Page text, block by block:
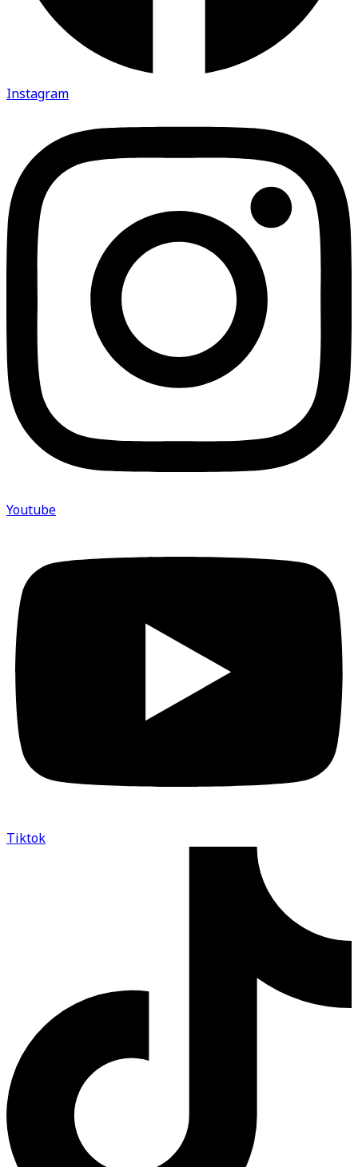
საახალწლო ტურები
ზაფხულის ტურები
ტურები ევროპაში
ტურები აზიაში
ჯგუფური ტურები
ინდივიდალური ტურები
რეკომენდირებული ტურები
თაფლოების თვის ტურები
easytravel.ge
ბლოგი
ავია გირჩევთ
ჩვენ შესახებ
კონფიდენციალურობა
სერვისის პირობები
lufthansa flight delay compensation
Instagram
Youtube
Tiktok